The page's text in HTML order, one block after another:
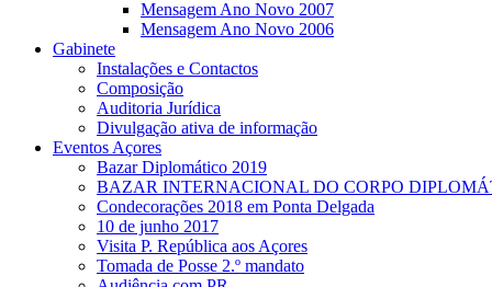
Mensagem Ano Novo 2007
Mensagem Ano Novo 2006
Gabinete
Instalações e Contactos
Composição
Auditoria Jurídica
Divulgação ativa de informação
Eventos Açores
Bazar Diplomático 2019
BAZAR INTERNACIONAL DO CORPO
Condecorações 2018 em Ponta Delgada
10 de junho 2017
Visita P. República aos Açores
Tomada de Posse 2.º mandato